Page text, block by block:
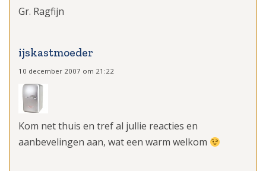
Gr. Ragfijn
ijskastmoeder
10 december 2007 om 21:22
Kom net thuis en tref al jullie reacties en
aanbevelingen aan, wat een warm welkom